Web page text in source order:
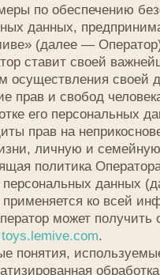
личную и семейную тайну.
Оператора в отношении
данных (далее —
ко всей информации,
может получить о посетителях
.
используемые в Политике
обработка персональных
персональных данных
вычислительной техники.
персональных данных —
обработки персональных
случаев, если обработка
уточнения персональных данных).
графических
материалов, а также программ
обеспечивающих
в сети интернет по сетевому
.
система персональных
содержащихся в базах
данных и обеспечивающих